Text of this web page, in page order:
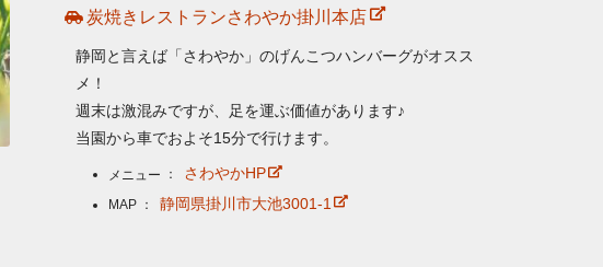
炭焼きレストランさわやか掛川本店
静岡と言えば「さわやか」のげんこつハンバーグがオスス
メ！
週末は激混みですが、足を運ぶ価値があります♪
当園から車でおよそ15分で行けます。
メニュー さわやかHP
MAP 静岡県掛川市大池3001-1